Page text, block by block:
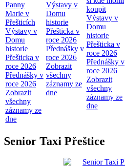
Panny
Marie v
Přešticích
Výstavy v
Domu
historie
Přešticka v
roce 2026
Přednášky v
roce 2026
Zobrazit
všechny
záznamy ze
dne
Výstavy v
Domu
historie
Přešticka v
roce 2026
Přednášky v
roce 2026
Zobrazit
všechny
záznamy ze
dne
koupit
Výstavy v
Domu
historie
Přešticka v
roce 2026
Přednášky v
roce 2026
Zobrazit
všechny
záznamy ze
dne
Senior Taxi Přeštice